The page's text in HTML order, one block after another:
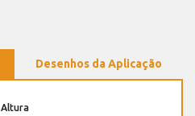
Desenhos da Aplicação
Altura